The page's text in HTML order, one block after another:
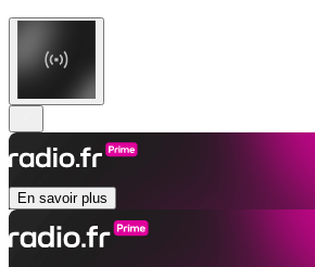
En savoir plus